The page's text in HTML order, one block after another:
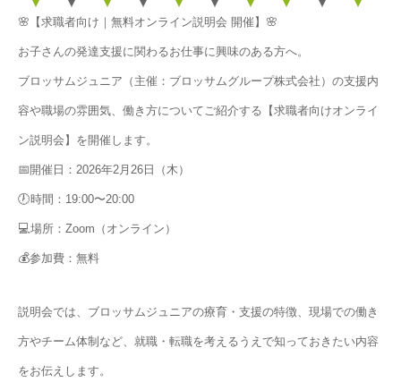
🌸【求職者向け｜無料オンライン説明会 開催】🌸
お子さんの発達支援に関わるお仕事に興味のある方へ。
ブロッサムジュニア（主催：ブロッサムグループ株式会社）の支援内
容や職場の雰囲気、働き方についてご紹介する【求職者向けオンライ
ン説明会】を開催します。
📅開催日：2026年2月26日（木）
🕖時間：19:00〜20:00
💻場所：Zoom（オンライン）
💰参加費：無料
説明会では、ブロッサムジュニアの療育・支援の特徴、現場での働き
方やチーム体制など、就職・転職を考えるうえで知っておきたい内容
をお伝えします。